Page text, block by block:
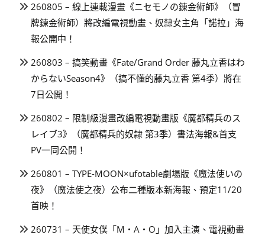
260805 – 線上連載漫畫《ニセモノの錬金術師》（冒
牌鍊金術師）將改編電視動畫、奴隸女主角「諾拉」海
報公開中！
260803 – 搞笑動畫《Fate/Grand Order 藤丸立香はわ
からないSeason4》（搞不懂的藤丸立香 第4季）將在
7日公開！
260802 – 限制級漫畫改編電視動畫版《魔都精兵のス
レイブ3》（魔都精兵的奴隸 第3季）書法海報&首支
PV一同公開！
260801 – TYPE-MOON×ufotable劇場版《魔法使いの
夜》（魔法使之夜）公布二種版本新海報、預定11/20
首映！
260731 – 天使女僕「M・A・O」加入主演、電視動畫